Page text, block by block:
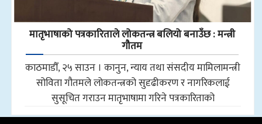
मातृभाषाको पत्रकारिताले लोकतन्त्र बलियो बनाउँछ : मन्त्री
गौतम
काठमाडौँ, २५ साउन । कानुन, न्याय तथा संसदीय मामिलामन्त्री
सोविता गौतमले लोकतन्त्रको सुदृढीकरण र नागरिकलाई
सुसूचित गराउन मातृभाषामा गरिने पत्रकारिताको